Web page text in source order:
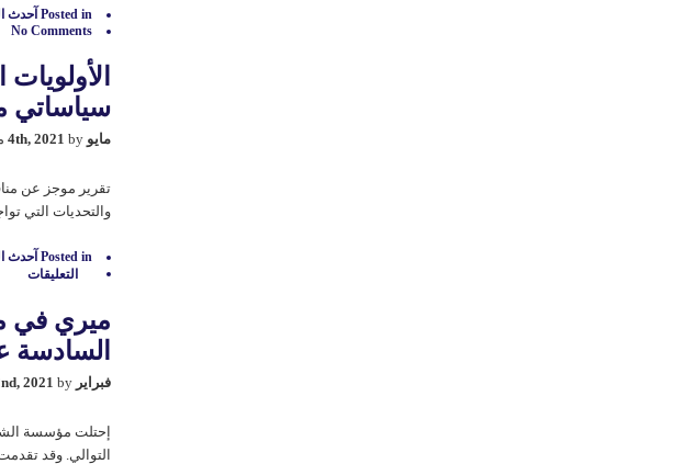
Posted in آحدث
No Comments
سیاساتي
مايو 4th, 2021 by میری
تقرير موجز عن
والتحديات التي
Posted in آحدث
التعليقات
مع
ميري في
السادسة
فبراير 2nd, 2021 by میری
إحتلت مؤسسة